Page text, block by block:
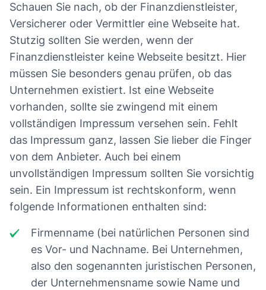
Schauen Sie nach, ob der Finanzdienstleister,
Versicherer oder Vermittler eine Webseite hat.
Stutzig sollten Sie werden, wenn der
Finanzdienstleister keine Webseite besitzt. Hier
müssen Sie besonders genau prüfen, ob das
Unternehmen existiert. Ist eine Webseite
vorhanden, sollte sie zwingend mit einem
vollständigen Impressum versehen sein. Fehlt
das Impressum ganz, lassen Sie lieber die Finger
von dem Anbieter. Auch bei einem
unvollständigen Impressum sollten Sie vorsichtig
sein. Ein Impressum ist rechtskonform, wenn
folgende Informationen enthalten sind:
Firmenname (bei natürlichen Personen sind
es Vor- und Nachname. Bei Unternehmen,
also den sogenannten juristischen Personen,
der Unternehmensname sowie Name und